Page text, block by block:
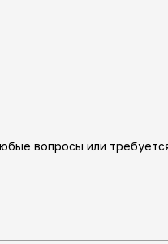
вопросы или